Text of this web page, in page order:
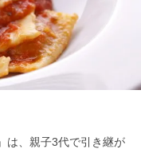
は、親子3代で引き継が